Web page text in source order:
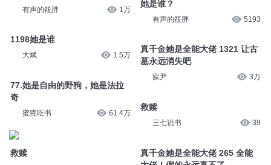
有声的筱胖 1万
1198她是谁
大斌 1.5万
77.她是自由的野狗，她是法拉
奇
蜜獾吃书 61.4万
救赎
她是谁？
有声的筱胖 5193
真千金她是全能大佬 1321 让古
墓永远消失吧
寐尹 3万
救赎
三七说书 39
真千金她是全能大佬 265 全能